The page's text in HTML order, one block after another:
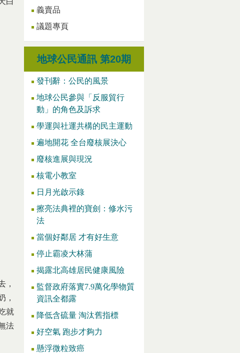
，
，
就
法
義賣品
議題專頁
地球公民通訊 第20期
發刊辭：公民的風景
地球公民參與「反服貿行
動」的角色及訴求
學運與社運共構的民主運動
遍地開花 全台廢核展決心
廢核進展與現況
核電小教室
日月光啟示錄
擦亮法典裡的寶劍：修水污
法
當個好鄰居 才有好生意
停止霸凌大林蒲
揭露北高雄居民健康風險
監督政府落實7.9萬化學物質
資訊全都露
降低含硫量 淘汰舊指標
好空氣 跑步才夠力
懸浮微粒致癌